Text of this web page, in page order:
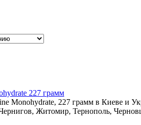
227 грамм
Monohydrate, 227 грамм в Киеве и
Житомир, Тернополь,